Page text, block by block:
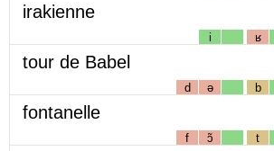
irakienne
i ʁ
tour de Babel
d ə b
fontanelle
f ɔ̃ t